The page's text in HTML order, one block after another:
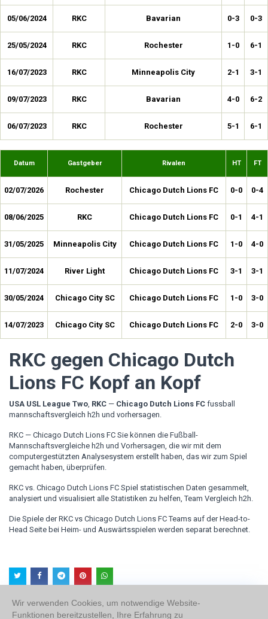
05/06/2024 RKC Bavarian 0-3 0-3
25/05/2024 RKC Rochester 1-0 6-1
16/07/2023 RKC Minneapolis City 2-1 3-1
09/07/2023 RKC Bavarian 4-0 6-2
06/07/2023 RKC Rochester 5-1 6-1
Datum Gastgeber Rivalen HT FT
02/07/2026 Rochester Chicago Dutch Lions FC 0-0 0-4
08/06/2025 RKC Chicago Dutch Lions FC 0-1 4-1
31/05/2025 Minneapolis City Chicago Dutch Lions FC 1-0 4-0
11/07/2024 River Light Chicago Dutch Lions FC 3-1 3-1
30/05/2024 Chicago City SC Chicago Dutch Lions FC 1-0 3-0
14/07/2023 Chicago City SC Chicago Dutch Lions FC 2-0 3-0
RKC gegen Chicago Dutch
Lions FC Kopf an Kopf
USA USL League Two, RKC — Chicago Dutch Lions FC fussball
mannschaftsvergleich h2h und vorhersagen.
RKC — Chicago Dutch Lions FC Sie können die Fußball-
Mannschaftsvergleiche h2h und Vorhersagen, die wir mit dem
computergestützten Analysesystem erstellt haben, das wir zum Spiel
gemacht haben, überprüfen.
RKC vs. Chicago Dutch Lions FC Spiel statistischen Daten gesammelt,
analysiert und visualisiert alle Statistiken zu helfen, Team Vergleich h2h.
Die Spiele der RKC vs Chicago Dutch Lions FC Teams auf der Head-to-
Head Seite bei Heim- und Auswärtsspielen werden separat berechnet.
Wir verwenden Cookies, um notwendige Website-
Funktionen bereitzustellen, Ihre Erfahrung zu